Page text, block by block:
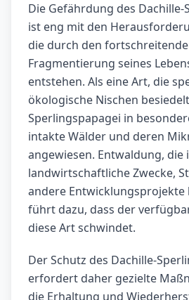
Die Gefährdung des
ist eng mit den
die durch den
Fragmentierung seines
entstehen. Als eine Art, die
ökologische Nischen
Sperlingspapagei in
intakte Wälder und deren
angewiesen. Entwaldung,
landwirtschaftliche Zwecke,
andere
führt dazu, dass der
diese Art schwindet.
Der Schutz des Dachille-
erfordert daher gezielte
die Erhaltung und